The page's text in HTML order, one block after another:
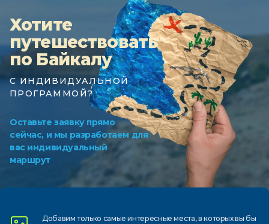
Хотите
путешествовать
по Байкалу
С ИНДИВИДУАЛЬНОЙ
ПРОГРАММОЙ?
Оставьте заявку прямо
сейчас, и мы разработаем для
вас индивидуальный
маршрут
Добавим только самыеинтересные места, в которыхвы бы